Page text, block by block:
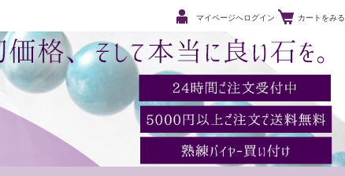
マイページへログイン カートをみる